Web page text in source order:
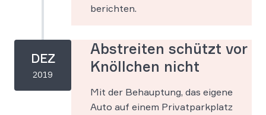
berichten.
DEZ
2019
Abstreiten schützt vor
Knöllchen nicht
Mit der Behauptung, das eigene
Auto auf einem Privatparkplatz